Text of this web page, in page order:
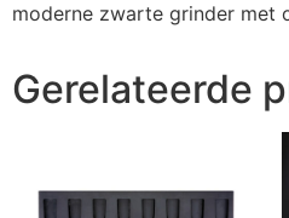
moderne zwarte grinder met
Gerelateerde